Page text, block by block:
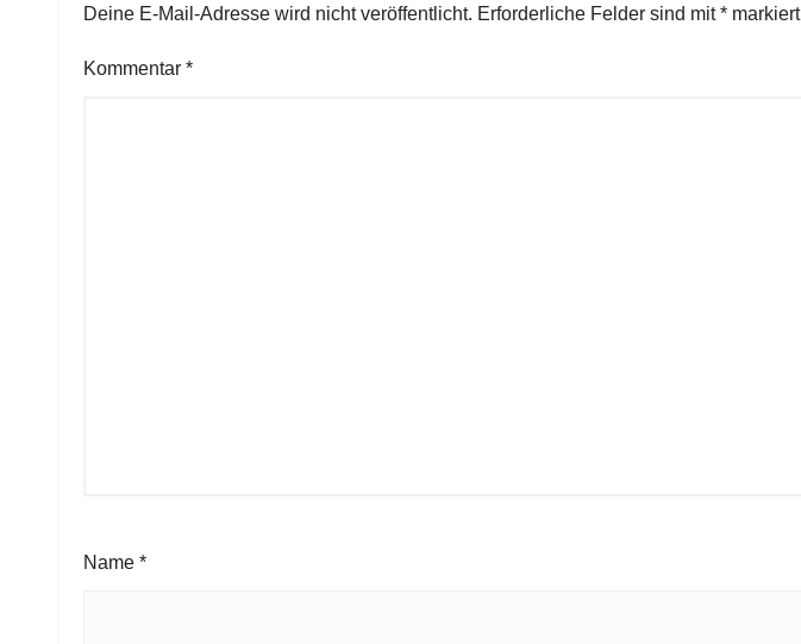
Deine E-Mail-Adresse wird nicht veröffentlicht. Erforderliche Felder sind mit* markiert
Kommentar *
Name *